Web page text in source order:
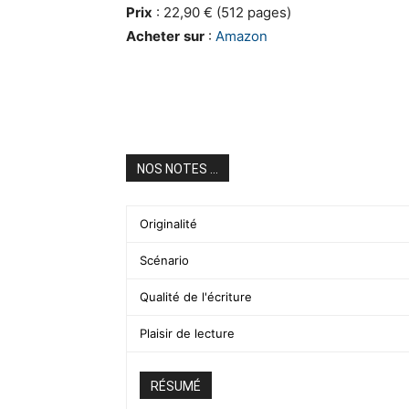
Prix : 22,90 € (512 pages)
Acheter sur : Amazon
NOS NOTES ...
Originalité
Scénario
Qualité de l'écriture
Plaisir de lecture
RÉSUMÉ